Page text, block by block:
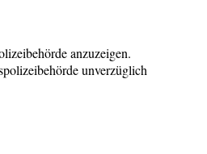
anzuzeigen.
unverzüglich